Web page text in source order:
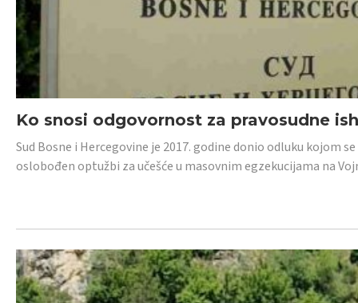
Ko snosi odgovornost za pravosudne
Sud Bosne i Hercegovine je 2017. godine donio odluku kojom
oslobođen optužbi za učešće u masovnim egzekucijama na